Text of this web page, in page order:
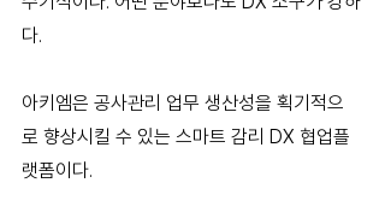
다.
아키엠은 공사관리 업무 생산성을 획기적으
로 향상시킬 수 있는 스마트 감리 DX 협업플
랫폼이다.